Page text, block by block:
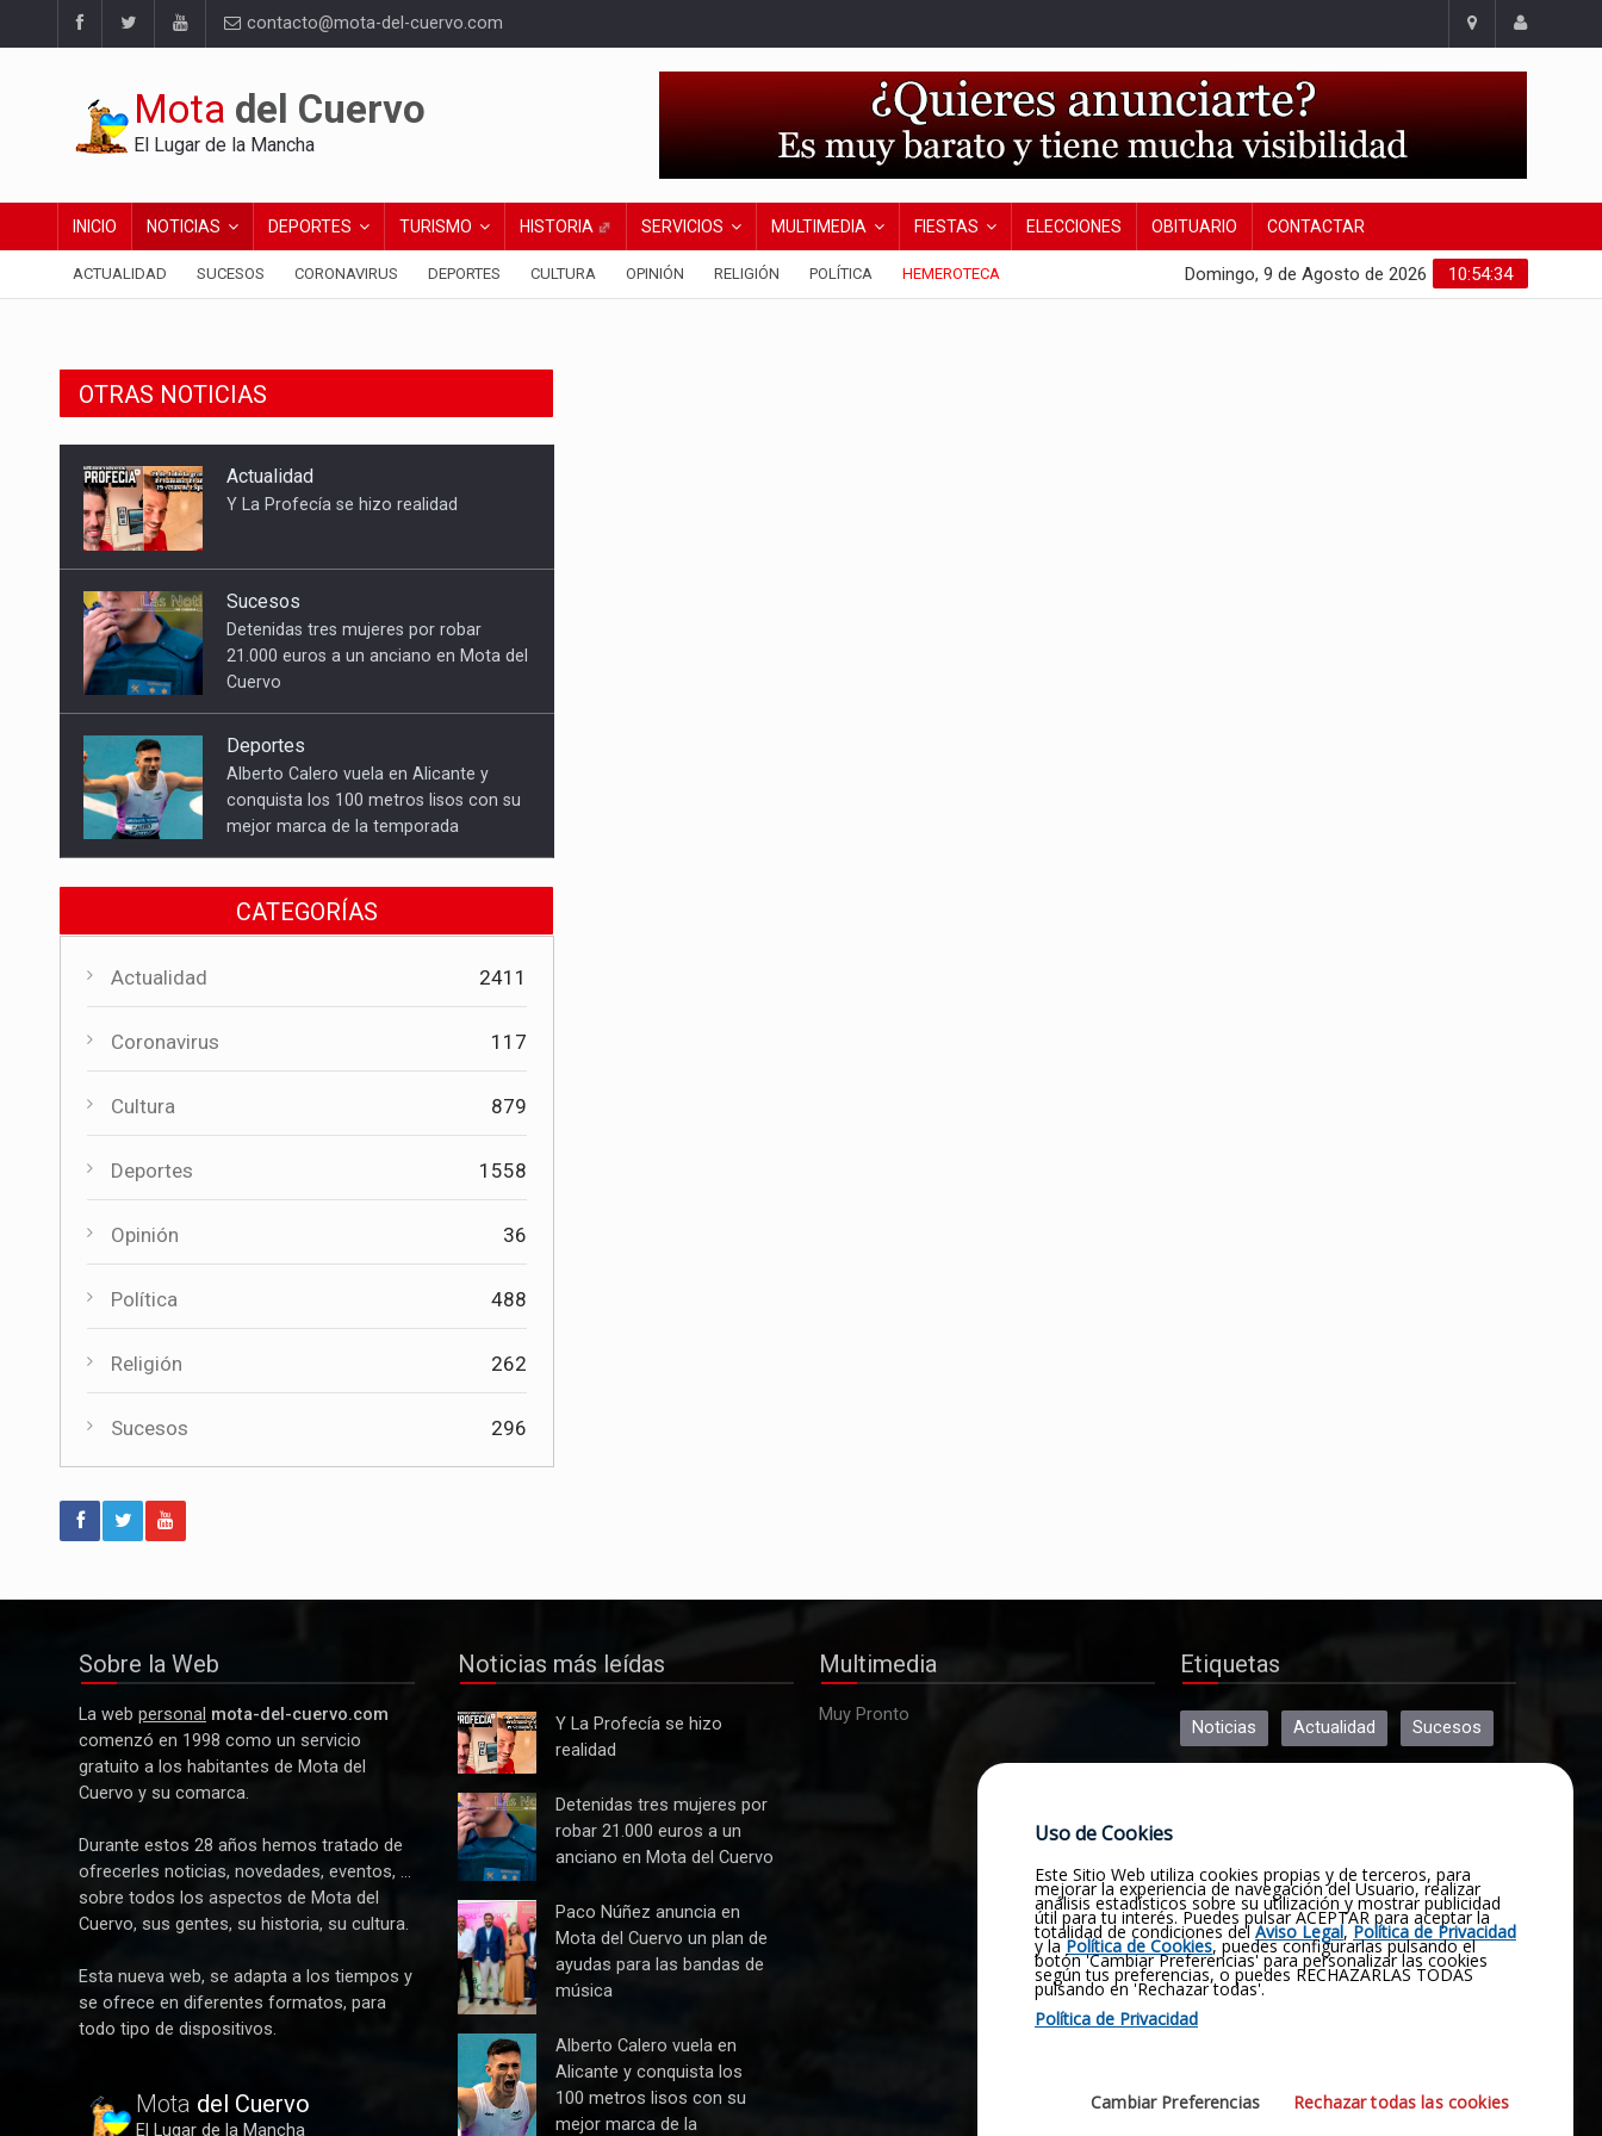
contacto@mota-del-cuervo.com
Mota del Cuervo
El Lugar de la Mancha
INICIO NOTICIAS DEPORTES TURISMO HISTORIA SERVICIOS MULTIMEDIA FIESTAS ELECCIONES OBITUARIO CONTACTAR
ACTUALIDAD SUCESOS CORONAVIRUS DEPORTES CULTURA OPINIÓN RELIGIÓN POLÍTICA HEMEROTECA 10:54:34
Domingo, 9 de Agosto de 2026
OTRAS NOTICIASActualidad
Y La Profecía se hizo realidad
21.000 euros a un anciano en Mota del
Cuervo
Deportes
Alberto Calero vuela en Alicante y
conquista los 100 metros lisos con su
mejor marca de la temporada
Cultura
El Gobierno regional apoya el
Certamen de Bandas de Mota del
Cuervo con 18.000 euros
El Certamen "Villa Cervantina" vuelve a
situar a Mota del Cuervo como
Éxito de la gran apuesta por la pista
Cuervo por alzarse con el XII Certamen
Regional "Villa Cervantina"
conquense en la selección de Castilla-
La Mancha para el Nacional de
CATEGORÍAS
Actualidad 2411
Coronavirus 117
Cultura 879
Deportes 1558
Opinión 36
Política 488
Religión 262
Sucesos 296
Sobre la Web
La web personal mota-del-cuervo.com
comenzó en 1998 como un servicio
gratuito a los habitantes de Mota del
Cuervo y su comarca.
Durante estos 28 años hemos tratado de
ofrecerles noticias, novedades, eventos, ...
sobre todos los aspectos de Mota del
Cuervo, sus gentes, su historia, su cultura.
Esta nueva web, se adapta a los tiempos y
se ofrece en diferentes formatos, para
todo tipo de dispositivos.
Mota del Cuervo
El Lugar de la Mancha
Noticias más leídas
Y La
Profecía
se hizo
realidad
Y La Profecía se hizo
realidad
Detenidas
tres
mujeres
por robar
21.000
euros a
un
anciano
en Mota
del
Cuervo
Detenidas tres mujeres por
robar 21.000 euros a un
anciano en Mota del Cuervo
Paco
Núñez
anuncia
en Mota
del
Cuervo un
plan de
ayudas
para las
bandas
Paco Núñez anuncia en
Mota del Cuervo un plan de
ayudas para las bandas de
música
Alberto
Calero
vuela en
Alicante y
Alberto Calero vuela en
Alicante y conquista los
100 metros lisos con su
mejor marca de la
Multimedia
Muy Pronto
Etiquetas
Noticias Actualidad Sucesos
Obituario Pluviómetro
Fotografías Vídeos Virgen
Manjavacas
Uso de Cookies
Este Sitio Web utiliza cookies propias y de terceros, para
mejorar la experiencia de navegación del Usuario, realizar
análisis estadísticos sobre su utilización y mostrar publicidad
útil para tu interés. Puedes pulsar ACEPTAR para aceptar la
totalidad de condiciones delAviso Legal,Política de Privacidad
y laPolítica de Cookies, puedes configurarlas pulsando el
botón 'Cambiar Preferencias' para personalizar las cookies
según tus preferencias, o puedes RECHAZARLAS TODAS
pulsando en 'Rechazar todas'.
Política de Privacidad
Cambiar Preferencias Rechazar todas las cookies